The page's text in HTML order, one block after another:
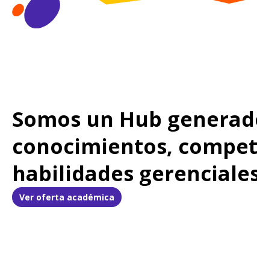
Somos un Hub
conocimientos,
habilidades
Ver oferta académica